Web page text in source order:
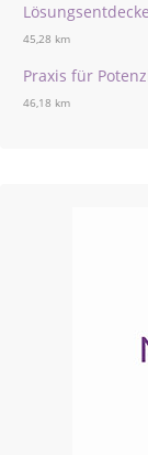
45,28 km
Praxis für
46,18 km